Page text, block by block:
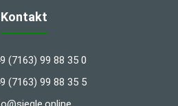
Kontakt
(7163) 99 88 35 0
(7163) 99 88 35 5